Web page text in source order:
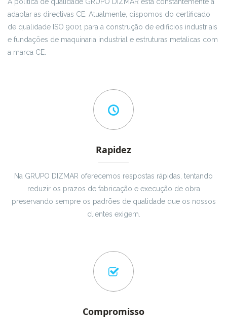
adaptar as directivas CE. Atualmente, dispomos do certificado
de qualidade ISO 9001 para a construção de edificios industriais
e fundações de maquinaria industrial e estruturas metalicas com
a marca CE.
Rapidez
Na GRUPO DIZMAR oferecemos respostas rápidas, tentando
reduzir os prazos de fabricação e execução de obra
preservando sempre os padrões de qualidade que os nossos
clientes exigem.
Compromisso